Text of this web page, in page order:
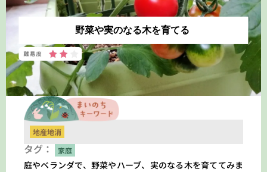
野菜や実のなる木を育てる
地産地消
タグ： 家庭
庭やベランダで、野菜やハーブ、実のなる木を育ててみま